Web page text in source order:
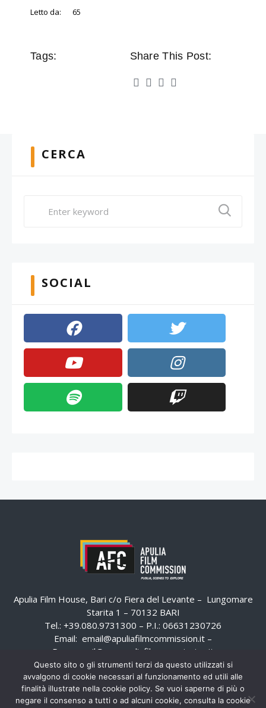
Letto da: 65
Tags: Share This Post:
CERCA
SOCIAL
Apulia Film House, Bari c/o Fiera del Levante – Lungomare
Starita 1 – 70132 BARI
Tel.: +39.080.9731300 – P.I.: 06631230726
Email: email@apuliafilmcommission.it –
Pec:
email@pec.apuliafilmcommission.it
Questo sito o gli strumenti terzi da questo utilizzati si
avvalgono di cookie necessari al funzionamento ed utili alle
finalità illustrate nella cookie policy. Se vuoi saperne di più o
negare il consenso a tutti o ad alcuni cookie, consulta la cookie